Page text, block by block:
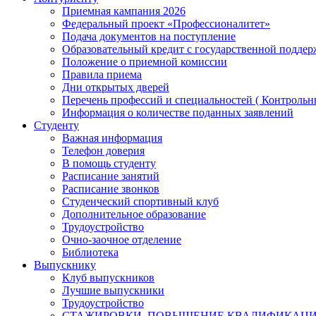
Приемная кампания 2026
Федеральный проект «Профессионалитет»
Подача документов на поступление
Образовательный кредит с государственной
Положение о приемной комиссии
Правила приема
Дни открытых дверей
Перечень профессий и специальностей (
Информация о количестве поданных заявлений
Студенту
Важная информация
Телефон доверия
В помощь студенту
Расписание занятий
Расписание звонков
Студенческий спортивный клуб
Дополнительное образование
Трудоустройство
Очно-заочное отделение
Библиотека
Выпускнику
Клуб выпускников
Лучшие выпускники
Трудоустройство